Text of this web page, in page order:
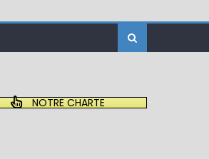
NOTRE CHARTE